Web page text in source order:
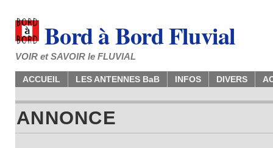
Bord à Bord Fluvial
VOIR et SAVOIR le FLUVIAL
ACCUEIL LES ANTENNES BaB INFOS DIVERS
ANNONCE